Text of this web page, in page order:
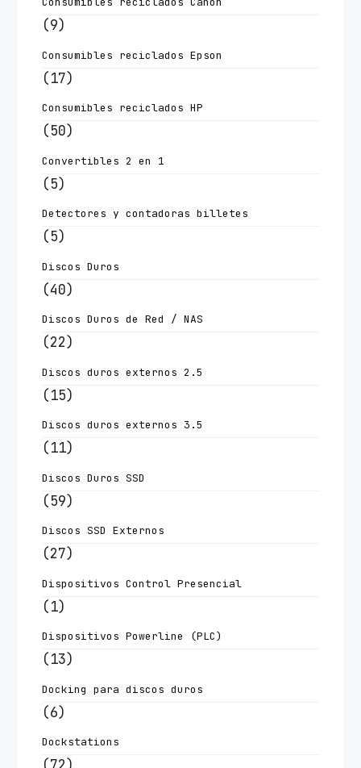
(9)
Consumibles reciclados Epson
(17)
Consumibles reciclados HP
(50)
Convertibles 2 en 1
(5)
Detectores y contadoras billetes
(5)
Discos Duros
(40)
Discos Duros de Red / NAS
(22)
Discos duros externos 2.5
(15)
Discos duros externos 3.5
(11)
Discos Duros SSD
(59)
Discos SSD Externos
(27)
Dispositivos Control Presencial
(1)
Dispositivos Powerline (PLC)
(13)
Docking para discos duros
(6)
Dockstations